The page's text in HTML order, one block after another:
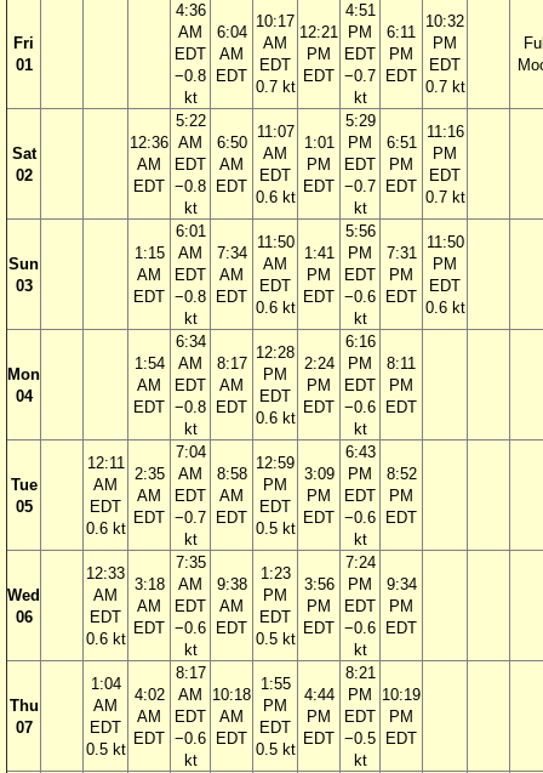
Fri
01
4:36
AM
EDT
−0.8
kt
6:04
AM
EDT
10:17
AM
EDT
0.7 kt
12:21
PM
EDT
4:51
PM
EDT
−0.7
kt
6:11
PM
EDT
10:32
PM
EDT
0.7 kt
Sat
02
12:36
AM
EDT
5:22
AM
EDT
−0.8
kt
6:50
AM
EDT
11:07
AM
EDT
0.6 kt
1:01
PM
EDT
5:29
PM
EDT
−0.7
kt
6:51
PM
EDT
11:16
PM
EDT
0.7 kt
Sun
03
1:15
AM
EDT
6:01
AM
EDT
−0.8
kt
7:34
AM
EDT
11:50
AM
EDT
0.6 kt
1:41
PM
EDT
5:56
PM
EDT
−0.6
kt
7:31
PM
EDT
11:50
PM
EDT
0.6 kt
Mon
04
1:54
AM
EDT
6:34
AM
EDT
−0.8
kt
8:17
AM
EDT
12:28
PM
EDT
0.6 kt
2:24
PM
EDT
6:16
PM
EDT
−0.6
kt
8:11
PM
EDT
Tue
05
12:11
AM
EDT
0.6 kt
2:35
AM
EDT
7:04
AM
EDT
−0.7
kt
8:58
AM
EDT
12:59
PM
EDT
0.5 kt
3:09
PM
EDT
6:43
PM
EDT
−0.6
kt
8:52
PM
EDT
Wed
06
12:33
AM
EDT
0.6 kt
3:18
AM
EDT
7:35
AM
EDT
−0.6
kt
9:38
AM
EDT
1:23
PM
EDT
0.5 kt
3:56
PM
EDT
7:24
PM
EDT
−0.6
kt
9:34
PM
EDT
Thu
07
1:04
AM
EDT
0.5 kt
4:02
AM
EDT
8:17
AM
EDT
−0.6
kt
10:18
AM
EDT
1:55
PM
EDT
0.5 kt
4:44
PM
EDT
8:21
PM
EDT
−0.5
kt
10:19
PM
EDT